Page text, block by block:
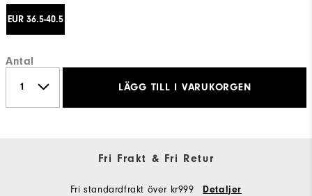
EUR 36.5-40.5
Antal
LÄGG TILL I VARUKORGEN
Fri Frakt & Fri Retur
Fri standardfrakt över kr999 Detaljer